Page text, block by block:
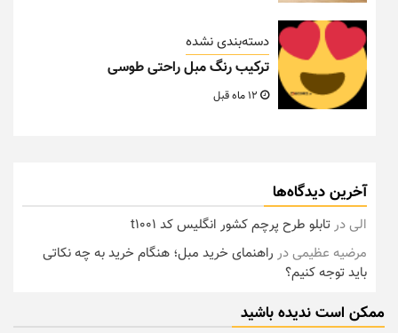
دسته‌بندی نشده
ترکیب رنگ مبل راحتی طوسی
آخرین دیدگاه‌ها
الیدرتابلو طرح پرچم کشور انگلیس کد t1001
مرضیه عظیمیدر راهنمای خرید مبل؛ هنگام خرید به چه نکاتی
باید توجه کنیم؟
ممکن است ندیده باشید